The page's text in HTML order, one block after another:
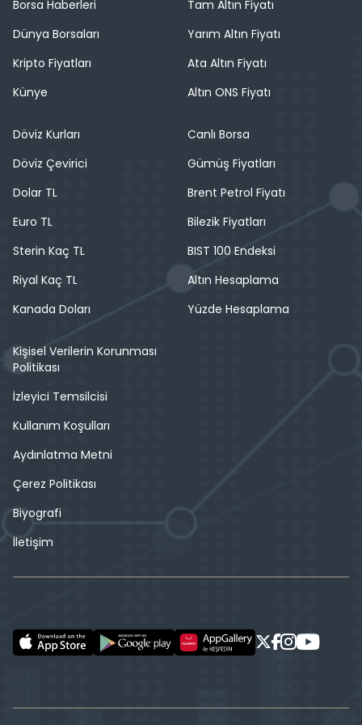
Borsa Haberleri
Dünya Borsaları
Kripto Fiyatları
Künye
Tam Altın Fiyatı
Yarım Altın Fiyatı
Ata Altın Fiyatı
Altın ONS Fiyatı
Döviz Kurları
Döviz Çevirici
Dolar TL
Euro TL
Sterin Kaç TL
Riyal Kaç TL
Kanada Doları
Canlı Borsa
Gümüş Fiyatları
Brent Petrol Fiyatı
Bilezik Fiyatları
BIST 100 Endeksi
Altın Hesaplama
Yüzde Hesaplama
Kişisel Verilerin Korunması
Politikası
İzleyici Temsilcisi
Kullanım Koşulları
Aydınlatma Metni
Çerez Politikası
Biyografi
İletişim